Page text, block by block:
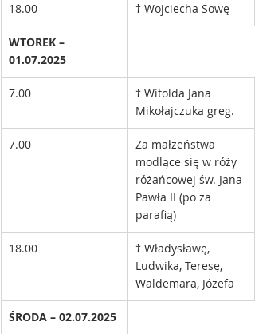
18.00 † Wojciecha Sowę
WTOREK –
01.07.2025
7.00
† Witolda Jana
Mikołajczuka greg.
7.00
Za małżeństwa
modlące się w róży
różańcowej św. Jana
Pawła II (po za
parafią)
18.00
† Władysławę,
Ludwika, Teresę,
Waldemara, Józefa
ŚRODA – 02.07.2025